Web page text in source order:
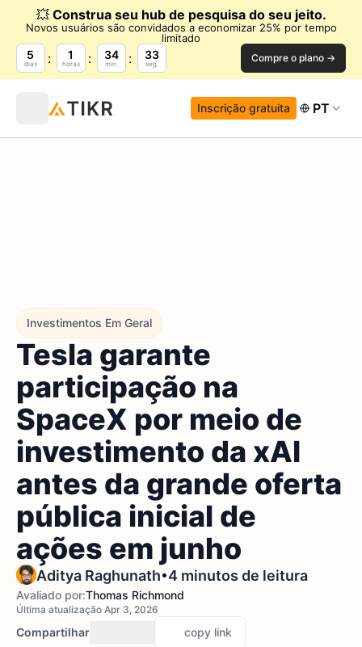
💥 Construa seu hub de pesquisa do seu jeito.
Novos usuários são convidados a economizar 25% por tempo
limitado
5
dias
1
horas
34
min.
32
seg. Compre o plano →
Inscrição gratuita PT
Investimentos Em Geral
Tesla garante
participação na
SpaceX por meio de
investimento da xAI
antes da grande oferta
pública inicial de
ações em junho
Aditya Raghunath•4 minutos de leitura
Avaliado por:Thomas Richmond
Última atualização Apr 3, 2026
Compartilhar copy link